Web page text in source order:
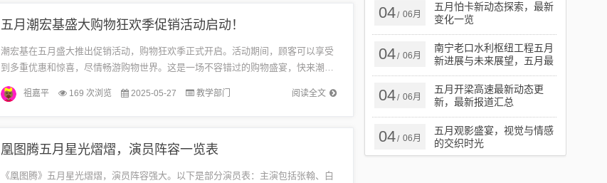
五月潮宏基盛大购物狂欢季促销活动启动！
潮宏基在五月盛大推出促销活动，购物狂欢季正式开启。活动期间，顾客可以享受
到多重优惠和惊喜，尽情畅游购物世界。这是一场不容错过的购物盛宴，快来潮宏
基享受独特的购物体验吧！这段文案已经相当完善，涵盖了活动的背景、时间、
特...
阅读全文
祖嘉平 169 次浏览 2025-05-27 教学部门
凰图腾五月星光熠熠，演员阵容一览表
《凰图腾》五月星光熠熠，演员阵容强大。以下是部分演员表：主演包括张翰、白
04/ 06月
五月怕卡新动态探索，最新
变化一览
04/ 06月
南宁老口水利枢纽工程五月
新进展与未来展望，五月最
新动态揭秘！
04/ 06月
五月开梁高速最新动态更
新，最新报道汇总
04/ 06月
五月观影盛宴，视觉与情感
的交织时光